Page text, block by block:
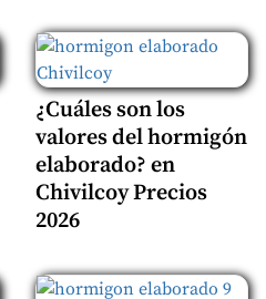
¿Cuáles son los
valores del hormigón
elaborado? en
Chivilcoy Precios
2026